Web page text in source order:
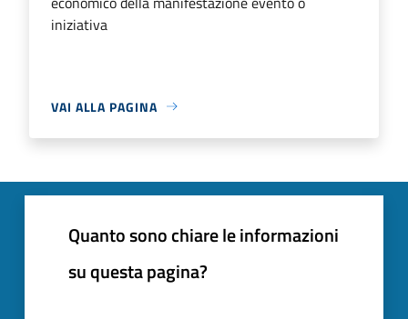
iniziativa
VAI ALLA PAGINA
Quanto sono chiare le informazioni
su questa pagina?